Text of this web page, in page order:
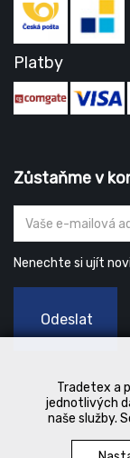
Tradetex a
jednotlivých
naše služby.
Platby
Zůstaňme v
Nenechte si ujít
Odeslat